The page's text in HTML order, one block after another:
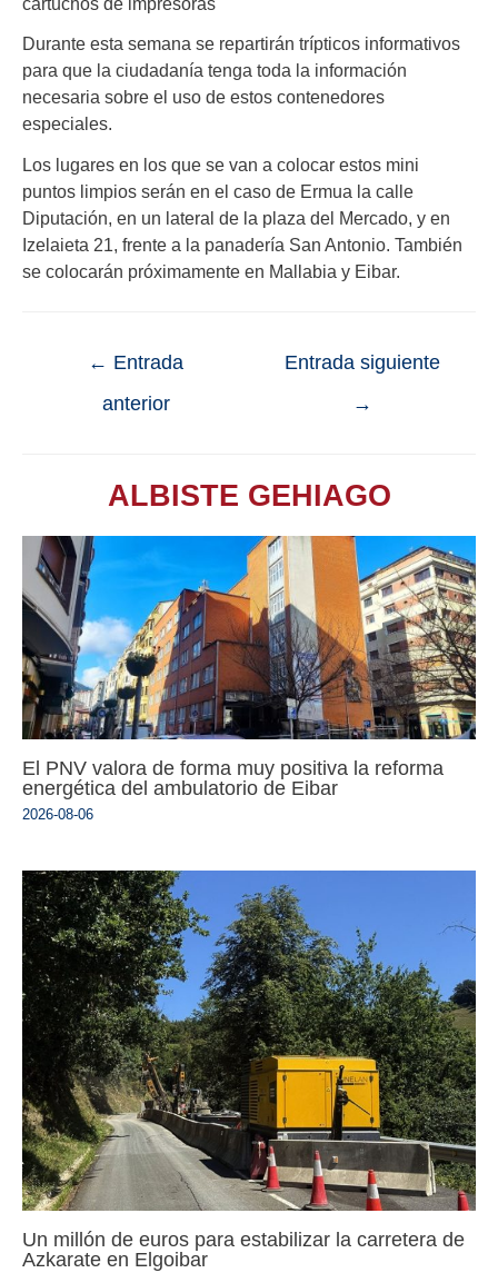
Durante esta semana se repartirán trípticos informativos
para que la ciudadanía tenga toda la información
necesaria sobre el uso de estos contenedores
especiales.
Los lugares en los que se van a colocar estos mini
puntos limpios serán en el caso de Ermua la calle
Diputación, en un lateral de la plaza del Mercado, y en
Izelaieta 21, frente a la panadería San Antonio. También
se colocarán próximamente en Mallabia y Eibar.
← Entrada
anterior
Entrada siguiente
→
ALBISTE GEHIAGO
El PNV valora de forma muy positiva la reforma
energética del ambulatorio de Eibar
2026-08-06
Un millón de euros para estabilizar la carretera de
Azkarate en Elgoibar